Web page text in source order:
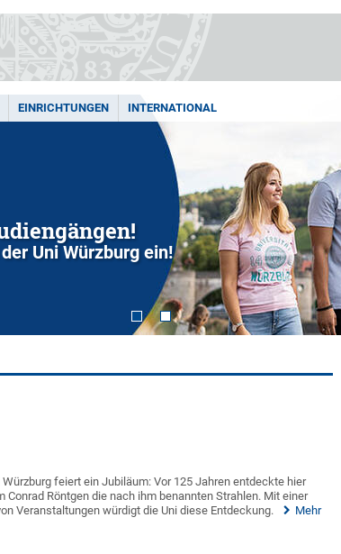
EINRICHTUNGEN INTERNATIONAL
Uni Würzburg ein!
Würzburg feiert ein Jubiläum: Vor 125 Jahren entdeckte hier
Conrad Röntgen die nach ihm benannten Strahlen. Mit einer
Veranstaltungen würdigt die Uni diese Entdeckung.
Mehr